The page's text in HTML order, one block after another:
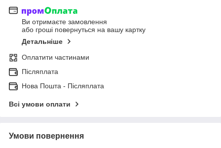
Ви отримаєте замовлення
або гроші повернуться на вашу картку
Детальніше
Оплатити частинами
Післяплата
Нова Пошта - Післяплата
Всі умови оплати
Умови повернення